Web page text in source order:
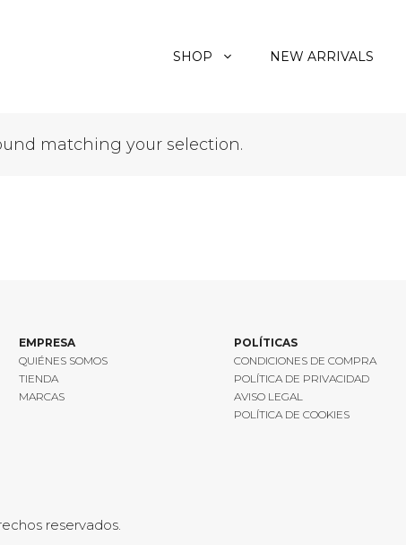
SHOP NEW ARRIVALS
matching your selection.
EMPRESA
QUIÉNES SOMOS
TIENDA
MARCAS
POLÍTICAS
CONDICIONES DE COMPRA
POLÍTICA DE PRIVACIDAD
AVISO LEGAL
POLÍTICA DE COOKIES
reservados.